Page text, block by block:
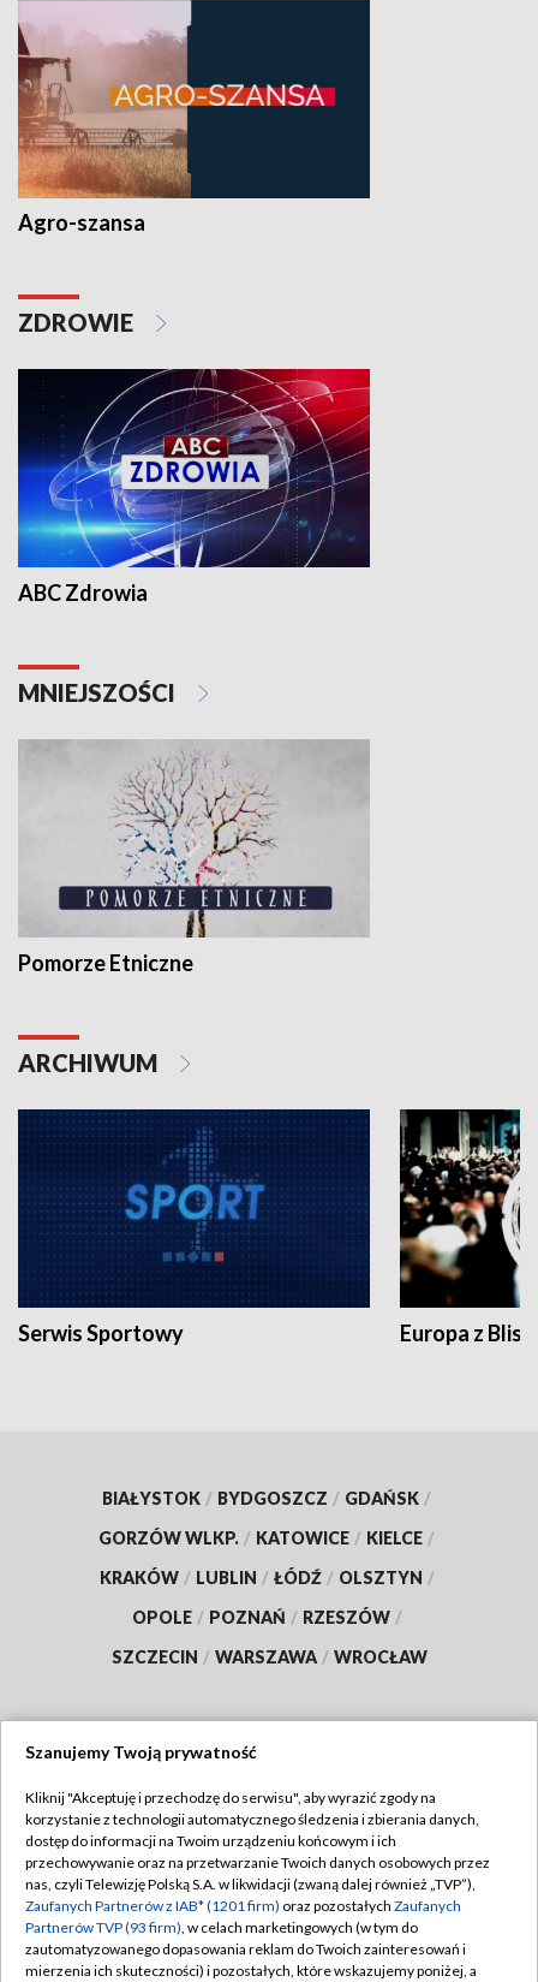
Agro-szansa
ZDROWIE
ABC Zdrowia
MNIEJSZOŚCI
Pomorze Etniczne
ARCHIWUM
Serwis Sportowy Europa z
BIAŁYSTOK / BYDGOSZCZ / GDAŃSK /
GORZÓW WLKP. / KATOWICE / KIELCE /
KRAKÓW / LUBLIN / ŁÓDŹ / OLSZTYN /
OPOLE / POZNAŃ / RZESZÓW /
SZCZECIN / WARSZAWA / WROCŁAW
TVP
Abonament TVP
Emisja w TVP
Centrum informacji TVP
Regulamin TVP
Polityka prywatności
Moje zgody
Szanujemy Twoją prywatność
Kliknij "Akceptuję i przechodzę do serwisu", aby wyrazić zgody na
korzystanie z technologii automatycznego śledzenia i zbierania danych,
dostęp do informacji na Twoim urządzeniu końcowym i ich
przechowywanie oraz na przetwarzanie Twoich danych osobowych przez
nas, czyli Telewizję Polską S.A. w likwidacji (zwaną dalej również „TVP”),
Zaufanych Partnerów z IAB* (1201 firm) oraz pozostałych Zaufanych
Partnerów TVP (93 firm), w celach marketingowych (w tym do
zautomatyzowanego dopasowania reklam do Twoich zainteresowań i
mierzenia ich skuteczności) i pozostałych, które wskazujemy poniżej, a